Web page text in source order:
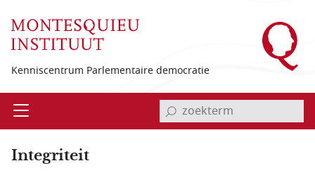
Kenniscentrum Parlementaire democratie
Open invoerveld zoekterm
Integriteit